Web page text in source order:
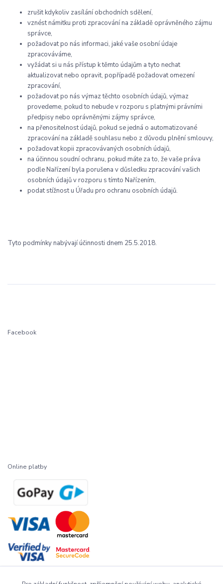
Facebook
Online platby
zrušit kdykoliv zasílání obchodních sdělení,
vznést námitku proti zpracování na základě oprávněného zájmu
správce,
požadovat po nás informaci, jaké vaše osobní údaje
zpracováváme,
vyžádat si u nás přístup k těmto údajům a tyto nechat
aktualizovat nebo opravit, popřípadě požadovat omezení
zpracování,
požadovat po nás výmaz těchto osobních údajů, výmaz
provedeme, pokud to nebude v rozporu s platnými právními
předpisy nebo oprávněnými zájmy správce,
na přenositelnost údajů, pokud se jedná o automatizované
zpracování na základě souhlasu nebo z důvodu plnění smlouvy,
požadovat kopii zpracovávaných osobních údajů,
na účinnou soudní ochranu, pokud máte za to, že vaše práva
podle Nařízení byla porušena v důsledku zpracování vašich
osobních údajů v rozporu s tímto Nařízením,
podat stížnost u Úřadu pro ochranu osobních údajů.
Tyto podmínky nabývají účinnosti dnem 25.5.2018.